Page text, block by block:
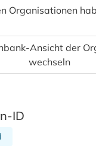
Organisationen
Ansicht der
wechseln
ID